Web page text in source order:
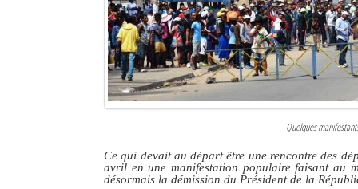
Le Nord de Madagascar
Quelques
Ce qui devait au départ être une rencontre des
avril en une manifestation populaire faisant au
désormais la démission du Président de la